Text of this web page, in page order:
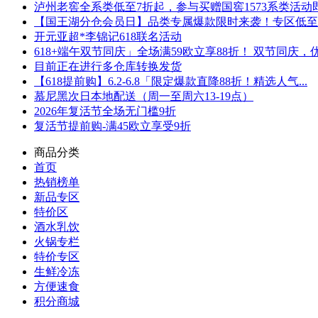
泸州老窖全系类低至7折起，参与买赠国窖1573系类活动
【国王湖分仓会员日】品类专属爆款限时来袭！专区低
开元亚超*李锦记618联名活动
618+端午双节同庆」全场满59欧立享88折！ 双节同庆，
目前正在进行多仓库转换发货
【618提前购】6.2-6.8「限定爆款直降88折！精选人气...
慕尼黑次日本地配送（周一至周六13-19点）
2026年复活节全场无门槛9折
复活节提前购-满45欧立享受9折
商品分类
首页
热销榜单
新品专区
特价区
酒水乳饮
火锅专栏
特价专区
生鲜冷冻
方便速食
积分商城